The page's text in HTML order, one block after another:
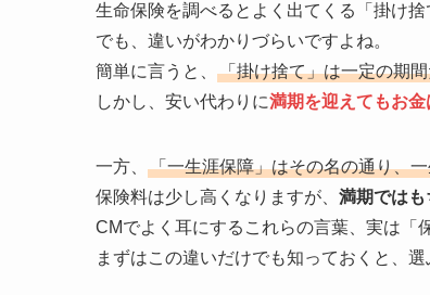
生命保険を調べるとよく出てくる「掛け捨
でも、違いがわかりづらいですよね。
簡単に言うと、
「掛け捨て」は一定の期
しかし、安い代わりに満期を迎えてもお
一方、 「一生涯保障」はその名の通り、
保険料は少し高くなりますが、 満期では
CMでよく耳にするこれらの言葉、実は「
まずはこの違いだけでも知っておくと、